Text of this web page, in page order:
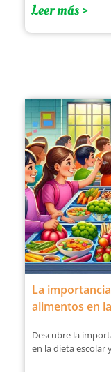
Leer más >
La
alimentos en
Descubre la
en la dieta escolar